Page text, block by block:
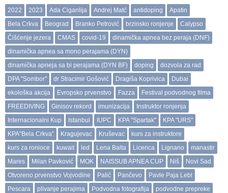
2022 2023 Ada Ciganlija Andrej Matć antidoping
Apatin
Bela Crkva
Beograd Branko Petrović brzinsko ronjenje
Calypso
Čišćenje jezera
CMAS covid-19
dinamička apnea bez peraja (DNF)
dinamička apnea sa mono perajama (DYN)
dinamička apneja sa bi perajama (DYN BF)
doping
dozvola za rad
DPA "Sombor"
dr Stracimir Gošović Dragiša Koprivica
Dubai
ekološka akcija
Evropsko prvenstvo Fazza
Festival podvodnog filma
FREEDIVING
Ginisov rekord imunizacija
Instruktor ronjenja
Internacionalni Kup
Istanbul IUPC KPA "Spartak"
KPA "URS"
KPA”Bela Crkva”
Kragujevac Kruševac
kurs za instruktore
kurs za ronioce
kuwait led Lena Balta Licenca Lignano
manastir
Mares
Milan Pavković MOK NAISSUB APNEA CUP Niš
Novi Sad
Otvoreno prvenstvo Vojvodine
Palić Pančevo
Pavle Paja Lebl
Pescara
plivanje perajima Podvodna fotografija
podvodne prepreke